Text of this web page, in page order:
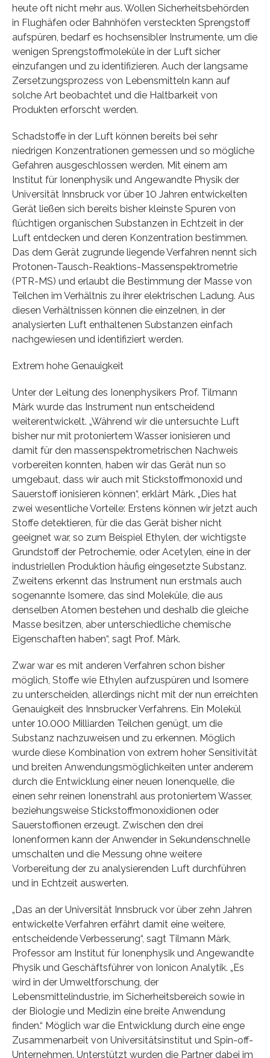
heute oft nicht mehr aus. Wollen Sicherheitsbehörden
in Flughäfen oder Bahnhöfen versteckten Sprengstoff
aufspüren, bedarf es hochsensibler Instrumente, um die
wenigen Sprengstoffmoleküle in der Luft sicher
einzufangen und zu identifizieren. Auch der langsame
Zersetzungsprozess von Lebensmitteln kann auf
solche Art beobachtet und die Haltbarkeit von
Produkten erforscht werden.
Schadstoffe in der Luft können bereits bei sehr
niedrigen Konzentrationen gemessen und so mögliche
Gefahren ausgeschlossen werden. Mit einem am
Institut für Ionenphysik und Angewandte Physik der
Universität Innsbruck vor über 10 Jahren entwickelten
Gerät ließen sich bereits bisher kleinste Spuren von
flüchtigen organischen Substanzen in Echtzeit in der
Luft entdecken und deren Konzentration bestimmen.
Das dem Gerät zugrunde liegende Verfahren nennt sich
Protonen-Tausch-Reaktions-Massenspektrometrie
(PTR-MS) und erlaubt die Bestimmung der Masse von
Teilchen im Verhältnis zu ihrer elektrischen Ladung. Aus
diesen Verhältnissen können die einzelnen, in der
analysierten Luft enthaltenen Substanzen einfach
nachgewiesen und identifiziert werden.
Extrem hohe Genauigkeit
Unter der Leitung des Ionenphysikers Prof. Tilmann
Märk wurde das Instrument nun entscheidend
weiterentwickelt. „Während wir die untersuchte Luft
bisher nur mit protoniertem Wasser ionisieren und
damit für den massenspektrometrischen Nachweis
vorbereiten konnten, haben wir das Gerät nun so
umgebaut, dass wir auch mit Stickstoffmonoxid und
Sauerstoff ionisieren können“, erklärt Märk. „Dies hat
zwei wesentliche Vorteile: Erstens können wir jetzt auch
Stoffe detektieren, für die das Gerät bisher nicht
geeignet war, so zum Beispiel Ethylen, der wichtigste
Grundstoff der Petrochemie, oder Acetylen, eine in der
industriellen Produktion häufig eingesetzte Substanz.
Zweitens erkennt das Instrument nun erstmals auch
sogenannte Isomere, das sind Moleküle, die aus
denselben Atomen bestehen und deshalb die gleiche
Masse besitzen, aber unterschiedliche chemische
Eigenschaften haben“, sagt Prof. Märk.
Zwar war es mit anderen Verfahren schon bisher
möglich, Stoffe wie Ethylen aufzuspüren und Isomere
zu unterscheiden, allerdings nicht mit der nun erreichten
Genauigkeit des Innsbrucker Verfahrens. Ein Molekül
unter 10.000 Milliarden Teilchen genügt, um die
Substanz nachzuweisen und zu erkennen. Möglich
wurde diese Kombination von extrem hoher Sensitivität
und breiten Anwendungsmöglichkeiten unter anderem
durch die Entwicklung einer neuen Ionenquelle, die
einen sehr reinen Ionenstrahl aus protoniertem Wasser,
beziehungsweise Stickstoffmonoxidionen oder
Sauerstoffionen erzeugt. Zwischen den drei
Ionenformen kann der Anwender in Sekundenschnelle
umschalten und die Messung ohne weitere
Vorbereitung der zu analysierenden Luft durchführen
und in Echtzeit auswerten.
„Das an der Universität Innsbruck vor über zehn Jahren
entwickelte Verfahren erfährt damit eine weitere,
entscheidende Verbesserung“, sagt Tilmann Märk,
Professor am Institut für Ionenphysik und Angewandte
Physik und Geschäftsführer von Ionicon Analytik. „Es
wird in der Umweltforschung, der
Lebensmittelindustrie, im Sicherheitsbereich sowie in
der Biologie und Medizin eine breite Anwendung
finden.“ Möglich war die Entwicklung durch eine enge
Zusammenarbeit von Universitätsinstitut und Spin-off-
Unternehmen. Unterstützt wurden die Partner dabei im